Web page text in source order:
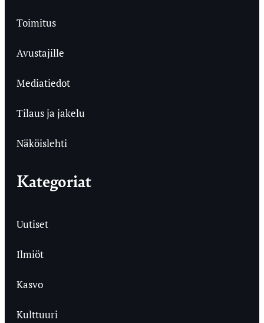
Toimitus
Avustajille
Mediatiedot
Tilaus ja jakelu
Näköislehti
Kategoriat
Uutiset
Ilmiöt
Kasvo
Kulttuuri